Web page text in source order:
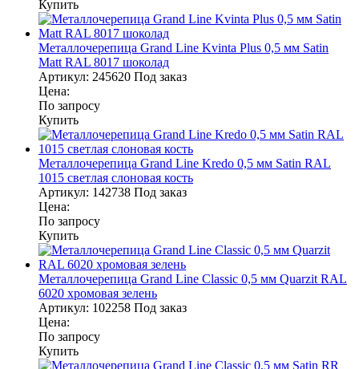
Купить
Металлочерепица Grand Line Kvinta Plus 0,5 мм Satin
Matt RAL 8017 шоколад
Артикул: 245620 Под заказ
Цена:
По запросу
Купить
Металлочерепица Grand Line Kredo 0,5 мм Satin RAL
1015 светлая слоновая кость
Артикул: 142738 Под заказ
Цена:
По запросу
Купить
Металлочерепица Grand Line Classic 0,5 мм Quarzit RAL
6020 хромовая зелень
Артикул: 102258 Под заказ
Цена:
По запросу
Купить